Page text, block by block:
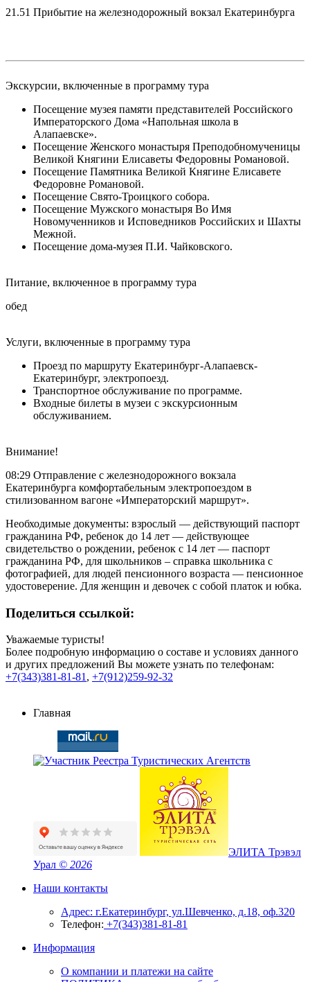
21.51 Прибытие на железнодорожный вокзал Екатеринбурга
Экскурсии, включенные в программу тура
Посещение музея памяти представителей Российского
Императорского Дома «Напольная школа в
Алапаевске».
Посещение Женского монастыря Преподобномученицы
Великой Княгини Елисаветы Федоровны Романовой.
Посещение Памятника Великой Княгине Елисавете
Федоровне Романовой.
Посещение Свято-Троицкого собора.
Посещение Мужского монастыря Во Имя
Новомученников и Исповедников Российских и Шахты
Межной.
Посещение дома-музея П.И. Чайковского.
Питание, включенное в программу тура
обед
Услуги, включенные в программу тура
Проезд по маршруту Екатеринбург-Алапаевск-
Екатеринбург, электропоезд.
Транспортное обслуживание по программе.
Входные билеты в музеи с экскурсионным
обслуживанием.
Внимание!
08:29 Отправление с железнодорожного вокзала
Екатеринбурга комфортабельным электропоездом в
стилизованном вагоне «Императорский маршрут».
Необходимые документы: взрослый — действующий паспорт
гражданина РФ, ребенок до 14 лет — действующее
свидетельство о рождении, ребенок с 14 лет — паспорт
гражданина РФ, для школьников – справка школьника с
фотографией, для людей пенсионного возраста — пенсионное
удостоверение. Для женщин и девочек с собой платок и юбка.
Поделиться ссылкой:
Уважаемые туристы!
Более подробную информацию о составе и условиях данного
и других предложений Вы можете узнать по телефонам:
+7(343)381-81-81 , +7(912)259-92-32
Главная
ЭЛИТА Трэвэл
Урал © 2026
Наши контакты
Адрес: г.Екатеринбург, ул.Шевченко, д.18, оф.320
Телефон: +7(343)381-81-81
Информация
О компании и платежи на сайте